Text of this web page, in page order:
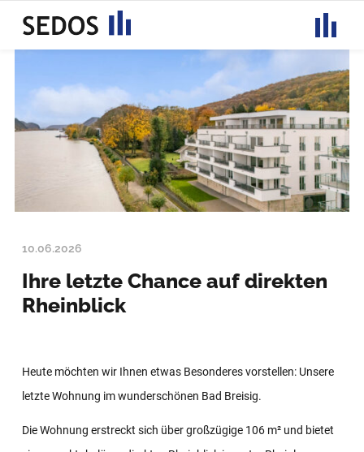
Toggle
10.06.2026
Ihre letzte Chance auf direkten
Rheinblick
Heute möchten wir Ihnen etwas Besonderes vorstellen: Unsere
letzte Wohnung im wunderschönen Bad Breisig.
Die Wohnung erstreckt sich über großzügige 106 m² und bietet